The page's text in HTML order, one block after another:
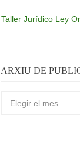
Taller Jurídico Ley
ARXIU DE